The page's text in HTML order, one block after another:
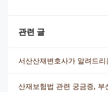
관련 글